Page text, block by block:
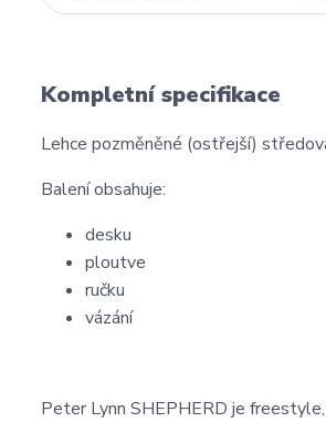
Kompletní specifikace
Lehce pozměněné (ostřejší)
Balení obsahuje:
desku
ploutve
ručku
vázání
Peter Lynn SHEPHERD je